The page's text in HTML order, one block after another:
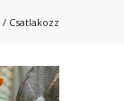
Csatlakozz